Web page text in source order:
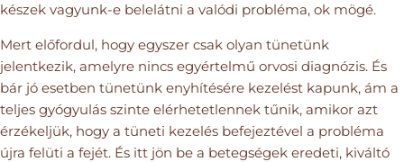
készek vagyunk-e belelátni a valódi probléma, ok mögé.
Mert előfordul, hogy egyszer csak olyan tünetünk
jelentkezik, amelyre nincs egyértelmű orvosi diagnózis. És
bár jó esetben tünetünk enyhítésére kezelést kapunk, ám a
teljes gyógyulás szinte elérhetetlennek tűnik, amikor azt
érzékeljük, hogy a tüneti kezelés befejeztével a probléma
újra felüti a fejét. És itt jön be a betegségek eredeti, kiváltó